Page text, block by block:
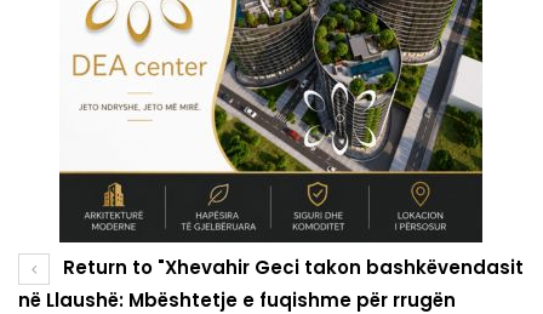
Return to "Xhevahir Geci takon bashkëvendasit
në Llaushë: Mbështetje e fuqishme për rrugën